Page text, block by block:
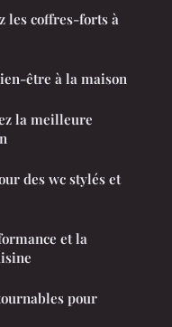
les coffres-forts à
être à la maison
la meilleure
des wc stylés et
et la
pour